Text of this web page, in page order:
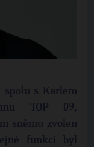
spolu s Karlem
TOP 09,
sněmu zvolen
funkci byl